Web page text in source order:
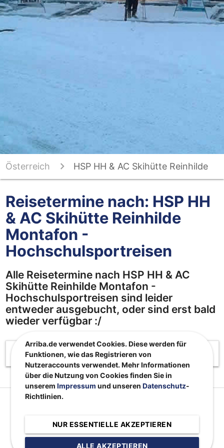
Österreich HSP HH & AC Skihütte Reinhilde
Reisetermine nach: HSP HH
& AC Skihütte Reinhilde
Montafon -
Hochschulsportreisen
Alle Reisetermine nach HSP HH & AC
Skihütte Reinhilde Montafon -
Hochschulsportreisen sind leider
entweder ausgebucht, oder sind erst bald
wieder verfügbar :/
assignment Beschreibung
Arriba.de verwendet Cookies. Diese werden für
Funktionen, wie das Registrieren von
Nutzeraccounts verwendet. Mehr Informationen
über die Nutzung von Cookies finden Sie in
unseremImpressum und unserenDatenschutz-
Richtlinien.
NUR ESSENTIELLE AKZEPTIEREN
ALLE AKZEPTIEREN